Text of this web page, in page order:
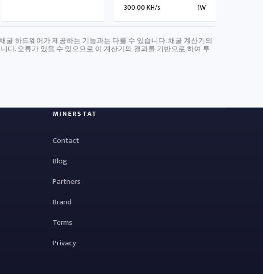
300.00 KH/s 1W
하드웨어가 제공하는 기능과는 다를 수 있습니다. 채굴 계산기의
다. 오류가 있을 수 있으므로 이 계산기의 결과를 기반으로 하여 투
MINERSTAT
Contact
Blog
Partners
Brand
Terms
Privacy